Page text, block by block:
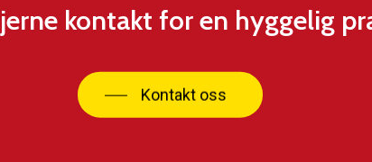
kontakt for en hyggelig
Kontakt oss